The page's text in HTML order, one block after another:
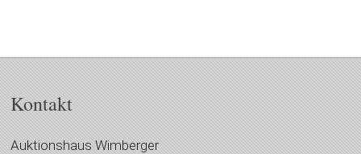
Kontakt
Auktionshaus Wimberger